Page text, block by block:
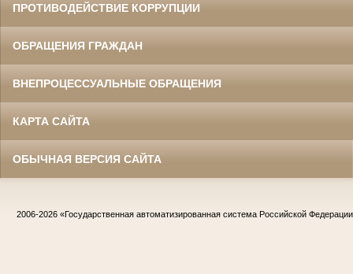
ПРОТИВОДЕЙСТВИЕ КОРРУПЦИИ
ОБРАЩЕНИЯ ГРАЖДАН
ВНЕПРОЦЕССУАЛЬНЫЕ ОБРАЩЕНИЯ
КАРТА САЙТА
ОБЫЧНАЯ ВЕРСИЯ САЙТА
2006-2026 «Государственная автоматизированная система Российской